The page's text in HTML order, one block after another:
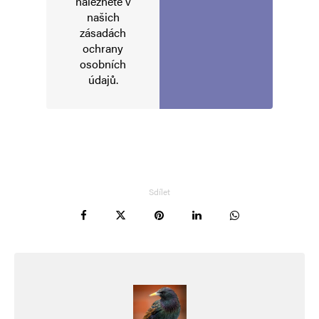
našich
zásadách
ochrany
osobních
údajů.
Sdílet